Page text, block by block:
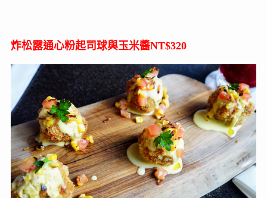
炸松露通心粉起司球與玉米醬NT$320